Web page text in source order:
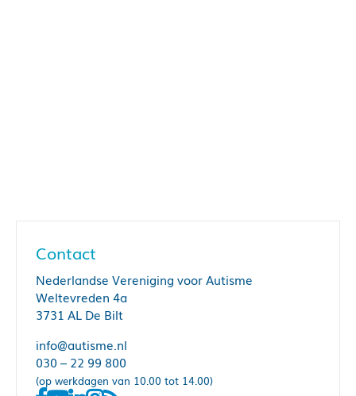
Contact
Nederlandse Vereniging voor Autisme
Weltevreden 4a
3731 AL De Bilt
info@autisme.nl
030 – 22 99 800
(op werkdagen van 10.00 tot 14.00)